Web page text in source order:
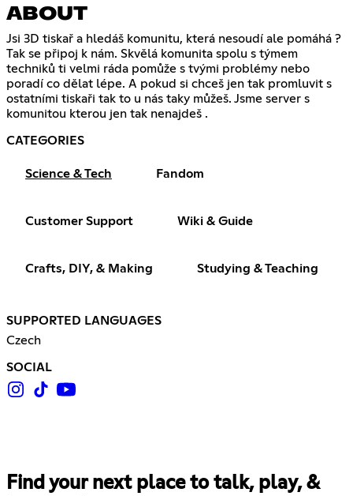
ABOUT
Jsi 3D tiskař a hledáš komunitu, která nesoudí ale pomáhá ?
Tak se připoj k nám. Skvělá komunita spolu s týmem
techniků ti velmi ráda pomůže s tvými problémy nebo
poradí co dělat lépe. A pokud si chceš jen tak promluvit s
ostatními tiskaři tak to u nás taky můžeš. Jsme server s
komunitou kterou jen tak nenajdeš .
CATEGORIES
Science & Tech Fandom
Customer Support Wiki & Guide
Crafts, DIY, & Making Studying & Teaching
SUPPORTED LANGUAGES
Czech
SOCIAL
Find your next place to talk, play, &